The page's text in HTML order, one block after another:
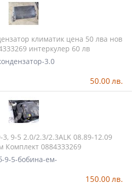
климатик цена 50 лва нов
интеркулер 60 лв
3.0
50.00 лв.
3, 9-5 2.0/2.3/2.3ALK 08.89-12.09
Комплект 0884333269
9-5-бобина-ем-
150.00 лв.